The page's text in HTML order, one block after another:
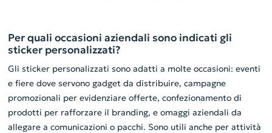
Per quali occasioni aziendali sono indicati gli
sticker personalizzati?
Gli sticker personalizzati sono adatti a molte occasioni: eventi
e fiere dove servono gadget da distribuire, campagne
promozionali per evidenziare offerte, confezionamento di
prodotti per rafforzare il branding, e omaggi aziendali da
allegare a comunicazioni o pacchi. Sono utili anche per attività